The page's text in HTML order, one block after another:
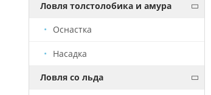
Ловля толстолобика и амура
Оснастка
Насадка
Ловля со льда